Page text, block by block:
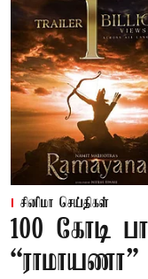
சினிமா செய்திகள்
100 கோடி
“ராமாயணா”